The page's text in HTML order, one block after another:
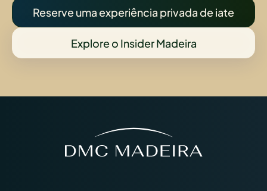
Reserve uma experiência privada de iate
Explore o Insider Madeira